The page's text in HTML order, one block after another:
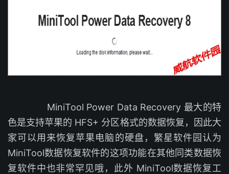
MiniTool Power Data Recovery 最大的特
色是支持苹果的 HFS+ 分区格式的数据恢复，因此大
家可以用来恢复苹果电脑的硬盘，繁星软件园认为
MiniTool数据恢复软件的这项功能在其他同类数据恢
复软件中也非常罕见哦，此外 MiniTool数据恢复工